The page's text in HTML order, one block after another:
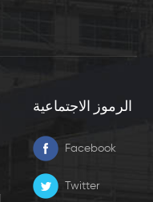
الرموز الاجتماعية
Facebook
Twitter